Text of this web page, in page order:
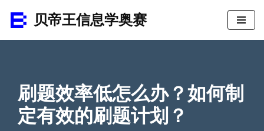
贝帝王信息学奥赛
刷题效率低怎么办？如何制
定有效的刷题计划？